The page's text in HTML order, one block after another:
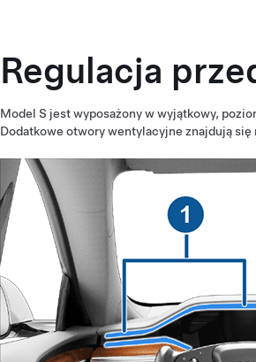
Regulacja
Model S jest wyposażony w wyjątkowy,
Dodatkowe otwory wentylacyjne znajdują